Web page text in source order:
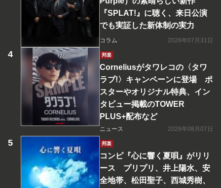
『SPLAT!』に聴く、来日公演
でも実証した新体制の実力
コラム 2026年07月31日
邦楽
Corneliusがタワレコの〈タワ
ラブ!〉キャンペーンに登場 ポ
スターやオリジナル特典、イン
タビュー掲載のTOWER
PLUS+配布など
ニュース 2026年08月07日
邦楽
コンピ『心に響く夏唄』がリリ
ース プリプリ、井上陽水、安
全地帯、松田聖子、西城秀樹、